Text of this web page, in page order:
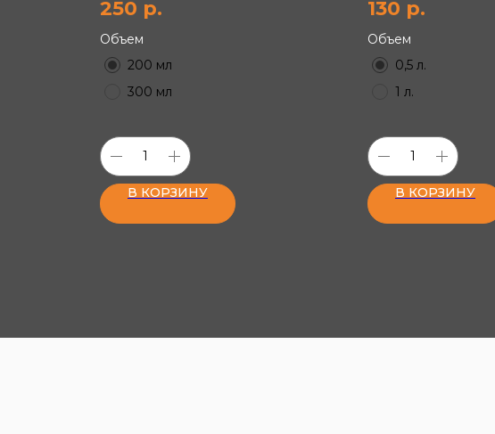
250 р.
Объем
200 мл
300 мл
В КОРЗИНУ
130 р.
Объем
0,5 л.
1 л.
В КОРЗИНУ